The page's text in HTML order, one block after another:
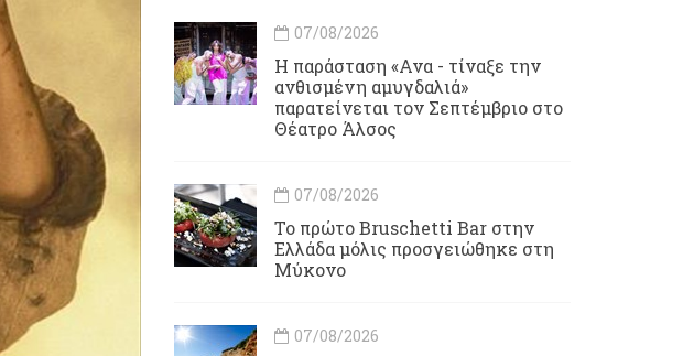
07/08/2026
Η παράσταση «Ανα - τίναξε την
ανθισμένη αμυγδαλιά»
παρατείνεται τον Σεπτέμβριο στο
Θέατρο Άλσος
07/08/2026
Το πρώτο Bruschetti Bar στην
Ελλάδα μόλις προσγειώθηκε στη
Μύκονο
07/08/2026